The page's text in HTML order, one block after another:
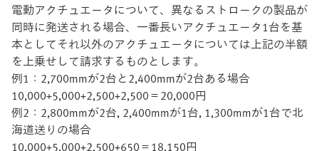
電動アクチュエータについて、異なるストロークの製品が
同時に発送される場合、一番長いアクチュエータ1台を基
本としてそれ以外のアクチュエータについては上記の半額
を上乗せして請求するものとします。
例1：2,700mmが2台と2,400mmが2台ある場合
10,000+5,000+2,500+2,500＝20,000円
例2：2,800mmが2台, 2,400mmが1台, 1,300mmが1台で北
海道送りの場合
10,000+5,000+2,500+650＝18,150円